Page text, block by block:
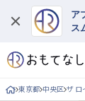
ア
ス
ログイン
求人・施
東京都 中央区 ザ ロ